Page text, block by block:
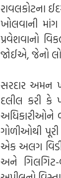
રાવલકોટના
ખોલવાની
પ્રવેશવાનો
જોઈએ, જેનો
સરદાર અમન
દલીલ કરી કે
અધિકારીઓને
ગોળીઓથી
એક અલગ
અને ગિલગિટ-